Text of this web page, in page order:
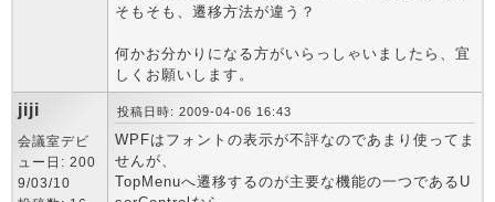
そもそも、遷移方法が違う？
何かお分かりになる方がいらっしゃいましたら、宜
しくお願いします。
jiji
会議室デビ
ュー日: 200
9/03/10
投稿日時: 2009-04-06 16:43
WPFはフォントの表示が不評なのであまり使ってま
せんが、
TopMenuへ遷移するのが主要な機能の一つであるU